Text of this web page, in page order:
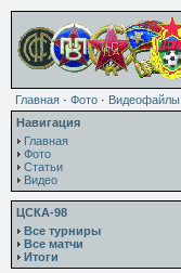
Главная · Фото · Видеофайлы
Навигация
Главная
Фото
Статьи
Видео
ЦСКА-98
Все турниры
Все матчи
Итоги